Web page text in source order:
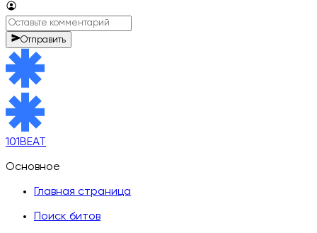
Отправить
101BEAT
Основное
Главная страница
Поиск битов